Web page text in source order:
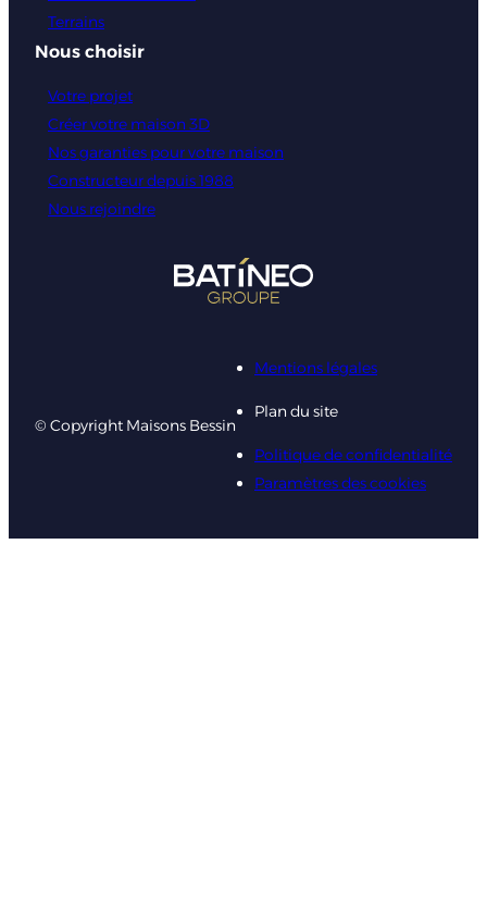
Terrains
Nous choisir
Votre projet
Créer votre maison 3D
Nos garanties pour votre maison
Constructeur depuis 1988
Nous rejoindre
© Copyright Maisons Bessin
Mentions légales
Plan du site
Politique de confidentialité
Paramètres des cookies